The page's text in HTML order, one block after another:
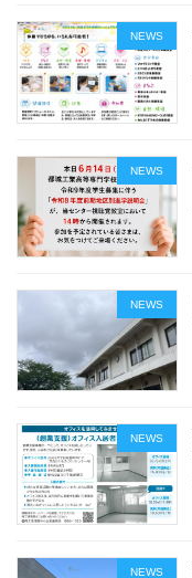
NEWS
NEWS
NEWS
NEWS
NEWS